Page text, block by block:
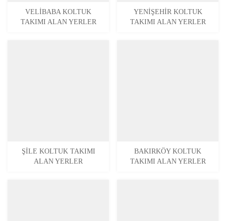
VELIBABA KOLTUK
TAKIMI ALAN YERLER
YENIŞEHIR KOLTUK
TAKIMI ALAN YERLER
ŞILE KOLTUK TAKIMI
ALAN YERLER
BAKIRKÖY KOLTUK
TAKIMI ALAN YERLER